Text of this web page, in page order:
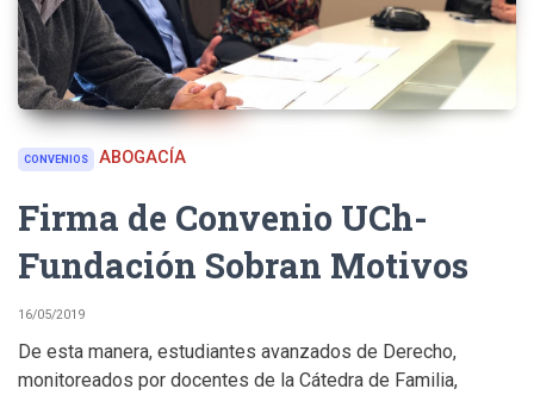
CONVENIOS ABOGACÍA
Firma de Convenio UCh-
Fundación Sobran Motivos
16/05/2019
De esta manera, estudiantes avanzados de Derecho,
monitoreados por docentes de la Cátedra de Familia,